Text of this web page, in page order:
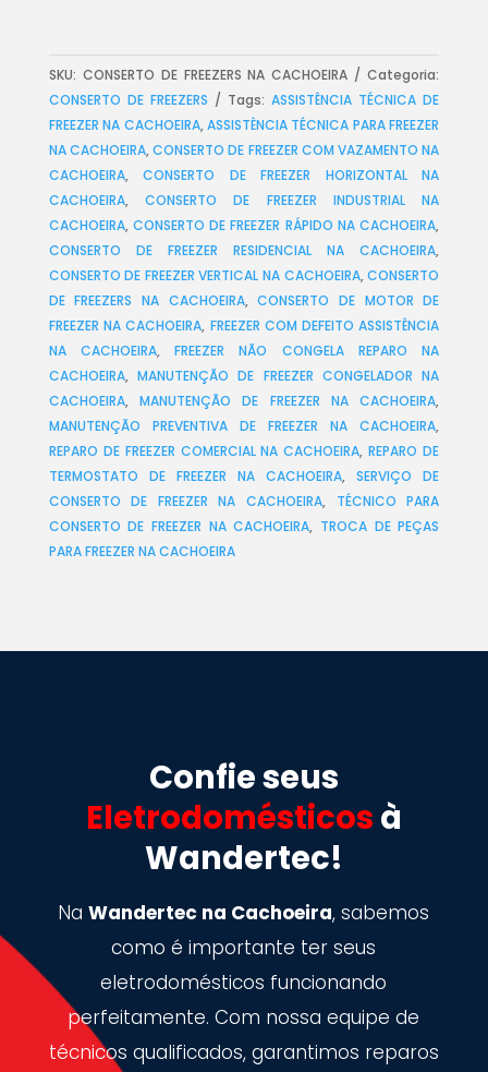
SKU: CONSERTO DE FREEZERS NA CACHOEIRA
Categoria:
CONSERTO DE FREEZERS
Tags:ASSISTÊNCIA TÉCNICA DE
FREEZER NA CACHOEIRA,ASSISTÊNCIA TÉCNICA PARA FREEZER
NA CACHOEIRA,CONSERTO DE FREEZER COM VAZAMENTO NA
CACHOEIRA,CONSERTO DE FREEZER HORIZONTAL NA
CACHOEIRA,CONSERTO DE FREEZER INDUSTRIAL NA
CACHOEIRA,CONSERTO DE FREEZER RÁPIDO NA CACHOEIRA,
CONSERTO DE FREEZER RESIDENCIAL NA CACHOEIRA,
CONSERTO DE FREEZER VERTICAL NA CACHOEIRA,CONSERTO
DE FREEZERS NA CACHOEIRA,CONSERTO DE MOTOR DE
FREEZER NA CACHOEIRA, FREEZER COM DEFEITO ASSISTÊNCIA
NA CACHOEIRA,FREEZER NÃO CONGELA REPARO NA
CACHOEIRA,MANUTENÇÃO DE FREEZER CONGELADOR NA
CACHOEIRA,MANUTENÇÃO DE FREEZER NA CACHOEIRA,
MANUTENÇÃO PREVENTIVA DE FREEZER NA CACHOEIRA,
REPARO DE FREEZER COMERCIAL NA CACHOEIRA,REPARO DE
TERMOSTATO DE FREEZER NA CACHOEIRA,SERVIÇO DE
CONSERTO DE FREEZER NA CACHOEIRA, TÉCNICO PARA
CONSERTO DE FREEZER NA CACHOEIRA, TROCA DE PEÇAS
PARA FREEZER NA CACHOEIRA
Confie seus
Eletrodomésticos à
Wandertec!
NaWandertec na Cachoeira, sabemos
como é importante ter seus
eletrodomésticos funcionando
perfeitamente. Com nossa equipe de
técnicos qualificados, garantimos reparos